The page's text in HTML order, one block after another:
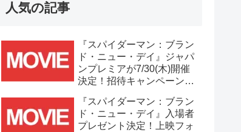
人気の記事
『スパイダーマン：ブラン
ド・ニュー・デイ』ジャパ
ンプレミアが7/30(木)開催
決定！招待キャンペーンは
中！！
『スパイダーマン：ブラン
ド・ニュー・デイ』入場者
プレゼント決定！上映フォ